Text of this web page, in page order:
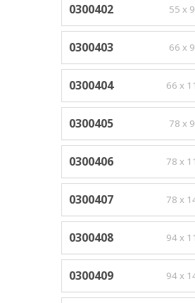
0300402 55 x
0300403 66 x
0300404 66 x
0300405 78 x
0300406 78 x
0300407 78 x
0300408 94 x
0300409 94 x